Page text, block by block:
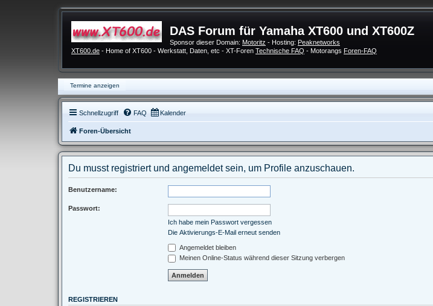
DAS Forum für Yamaha XT600 und XT600Z
Sponsor dieser Domain: Motoritz - Hosting: Peaknetworks
XT600.de - Home of XT600 - Werkstatt, Daten, etc - XT-Foren Technische FAQ - Motorangs Foren-FAQ
Termine anzeigen
Schnellzugriff FAQ Kalender
Foren-Übersicht
Du musst registriert und angemeldet sein, um Profile anzuschauen.
Benutzername:
Passwort:
Ich habe mein Passwort vergessen
Die Aktivierungs-E-Mail erneut senden
Angemeldet bleiben
Meinen Online-Status während dieser Sitzung verbergen
REGISTRIEREN